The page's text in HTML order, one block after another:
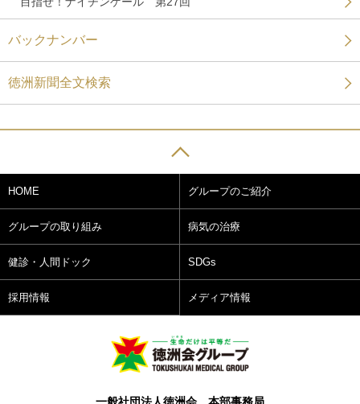
バックナンバー
徳洲新聞全文検索
HOME グループのご紹介
グループの取り組み 病気の治療
健診・人間ドック SDGs
採用情報 メディア情報